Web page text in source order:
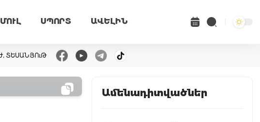
ՍՊՈՐՏ ԱՎԵԼԻՆ
ՏԵՍԱՆՅՈւԹ
Ամենադիտվածներ